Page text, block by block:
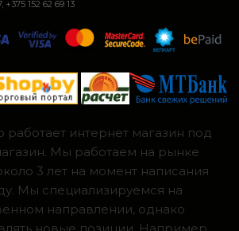
+375 152 62 69 13
работает интернет магазин под
Мы работаем на рынке
3 лет на момент написания
Мы специализируемся на
направлении, однако
новые позиции. Например,